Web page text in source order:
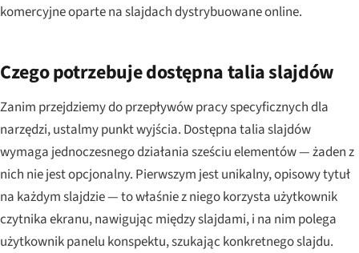
komercyjne oparte na slajdach dystrybuowane online.
Czego potrzebuje dostępna talia slajdów
Zanim przejdziemy do przepływów pracy specyficznych dla
narzędzi, ustalmy punkt wyjścia. Dostępna talia slajdów
wymaga jednoczesnego działania sześciu elementów — żaden z
nich nie jest opcjonalny. Pierwszym jest unikalny, opisowy tytuł
na każdym slajdzie — to właśnie z niego korzysta użytkownik
czytnika ekranu, nawigując między slajdami, i na nim polega
użytkownik panelu konspektu, szukając konkretnego slajdu.